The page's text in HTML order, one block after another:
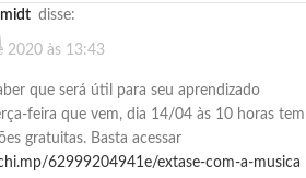
disse:
2020 às 13:43
que será útil para seu aprendizado
feira que vem, dia 14/04 às 10 horas tem
gratuitas. Basta acessar
62999204941e/extase-com-a-musica